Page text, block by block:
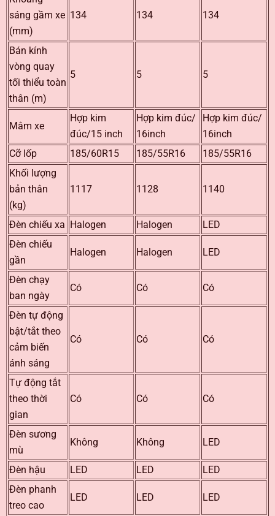
sáng gầm xe
(mm)
134 134 134
Bán kính
vòng quay
tối thiểu toàn
thân (m)
5 5 5
Mâm xe
Hợp kim
đúc/15 inch
Hợp kim đúc/
16inch
Hợp kim đúc/
16inch
Cỡ lốp
185/60R15 185/55R16
185/55R16
Khối lượng
bản thân
(kg)
1117 1128 1140
Đèn chiếu xa Halogen Halogen
LED
Đèn chiếu
gần
Halogen Halogen LED
Đèn chạy
ban ngày
Có Có Có
Đèn tự động
bật/tắt theo
cảm biến
ánh sáng
Có Có Có
Tự động tắt
theo thời
gian
Có Có Có
Đèn sương
mù
Không Không LED
Đèn hậu LED LED
LED
Đèn phanh
treo cao
LED LED LED